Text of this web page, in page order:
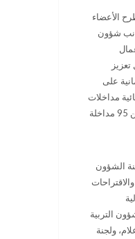
الأعضاء
شؤون
على
مداخلات
الأعضاء في مشروعات القوانين 95 مداخلة
الشؤون
التربية
ولجنة